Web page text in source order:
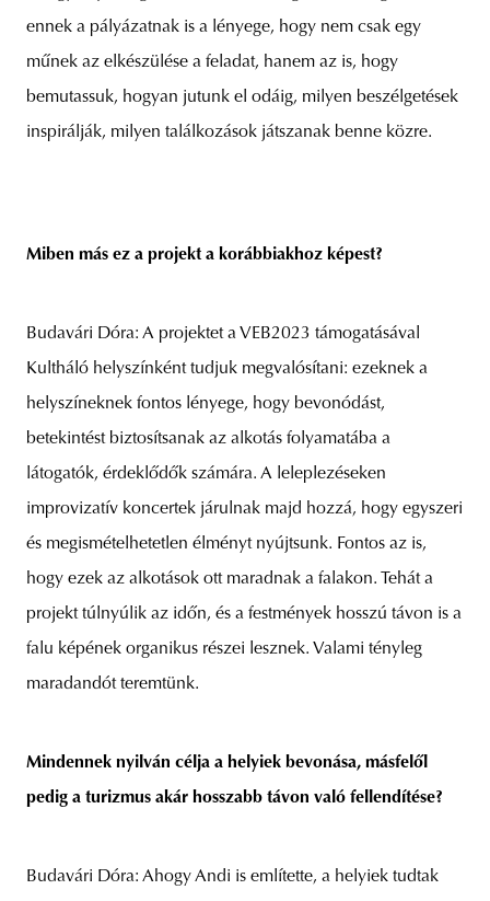
ennek a pályázatnak is a lényege, hogy nem csak egy
műnek az elkészülése a feladat, hanem az is, hogy
bemutassuk, hogyan jutunk el odáig, milyen beszélgetések
inspirálják, milyen találkozások játszanak benne közre.
Miben más ez a projekt a korábbiakhoz képest?
Budavári Dóra: A projektet a VEB2023 támogatásával
Kultháló helyszínként tudjuk megvalósítani: ezeknek a
helyszíneknek fontos lényege, hogy bevonódást,
betekintést biztosítsanak az alkotás folyamatába a
látogatók, érdeklődők számára. A leleplezéseken
improvizatív koncertek járulnak majd hozzá, hogy egyszeri
és megismételhetetlen élményt nyújtsunk. Fontos az is,
hogy ezek az alkotások ott maradnak a falakon. Tehát a
projekt túlnyúlik az időn, és a festmények hosszú távon is a
falu képének organikus részei lesznek. Valami tényleg
maradandót teremtünk.
Mindennek nyilván célja a helyiek bevonása, másfelől
pedig a turizmus akár hosszabb távon való fellendítése?
Budavári Dóra: Ahogy Andi is említette, a helyiek tudtak